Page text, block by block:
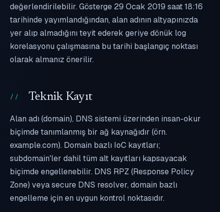
değerlendirilebilir. Gösterge 29 Ocak 2019 saat 18:16
tarihinde yayımlandığından, alan adının altyapınızda
yer alıp almadığını teyit ederek geriye dönük log
korelasyonu çalışmasına bu tarihi başlangıç noktası
olarak almanız önerilir.
Teknik Kayıt
Alan adı (domain), DNS sistemi üzerinden insan-okur
biçimde tanımlanmış bir ağ kaynağıdır (örn.
example.com). Domain bazlı IoC kayıtları;
subdomain'ler dahil tüm alt kayıtları kapsayacak
biçimde engellenebilir. DNS RPZ (Response Policy
Zone) veya secure DNS resolver, domain bazlı
engelleme için en uygun kontrol noktasıdır.